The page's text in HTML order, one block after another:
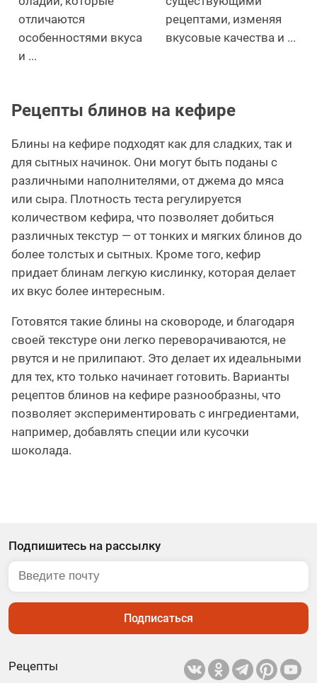
отличаются
особенностями вкуса
и ...
рецептами, изменяя
вкусовые качества и ...
Рецепты блинов на кефире
Блины на кефире подходят как для сладких, так и
для сытных начинок. Они могут быть поданы с
различными наполнителями, от джема до мяса
или сыра. Плотность теста регулируется
количеством кефира, что позволяет добиться
различных текстур — от тонких и мягких блинов до
более толстых и сытных. Кроме того, кефир
придает блинам легкую кислинку, которая делает
их вкус более интересным.
Готовятся такие блины на сковороде, и благодаря
своей текстуре они легко переворачиваются, не
рвутся и не прилипают. Это делает их идеальными
для тех, кто только начинает готовить. Варианты
рецептов блинов на кефире разнообразны, что
позволяет экспериментировать с ингредиентами,
например, добавлять специи или кусочки
шоколада.
Рецепты
Подпишитесь на рассылку
Подписаться